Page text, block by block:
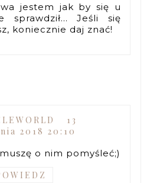
jestem jak by się u
sprawdził... Jeśli się
koniecznie daj znać!
13
2018 20:10
o nim pomyśleć;)